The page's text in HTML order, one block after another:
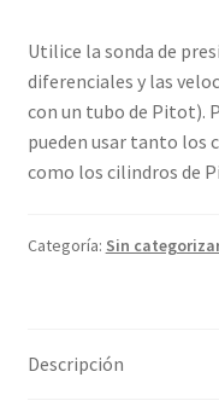
Termómetro
confiabilidad
Testo Calibraciones:
confiabilidad
Tienda
Utilice la sonda de
diferenciales y las
con un tubo de Pitot).
pueden usar tanto los
como los cilindros de
Categoría: Sin
Descripción